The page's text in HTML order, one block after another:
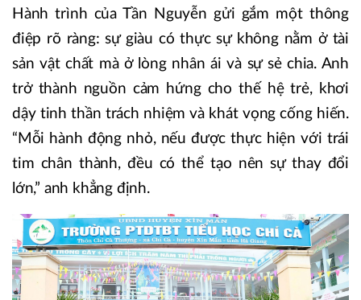
Hành trình của Tần Nguyễn gửi gắm một thông
điệp rõ ràng: sự giàu có thực sự không nằm ở tài
sản vật chất mà ở lòng nhân ái và sự sẻ chia. Anh
trở thành nguồn cảm hứng cho thế hệ trẻ, khơi
dậy tinh thần trách nhiệm và khát vọng cống hiến.
“Mỗi hành động nhỏ, nếu được thực hiện với trái
tim chân thành, đều có thể tạo nên sự thay đổi
lớn,” anh khẳng định.